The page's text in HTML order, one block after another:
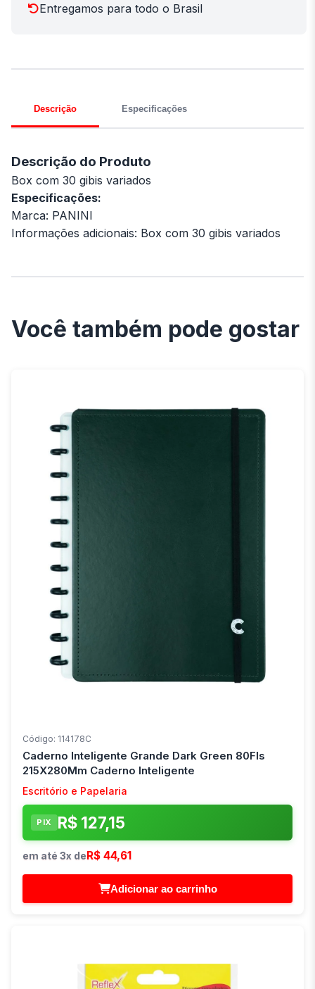
Entregamos para todo o Brasil
Descrição Especificações
Descrição do Produto
Box com 30 gibis variados
Especificações:
Marca: PANINI
Informações adicionais: Box com 30 gibis variados
Você também pode gostar
Código: 114178C
Caderno Inteligente Grande Dark Green 80Fls
215X280Mm Caderno Inteligente
Escritório e Papelaria
PIX R$ 127,15
em até 3x deR$ 44,61
Adicionar ao carrinho